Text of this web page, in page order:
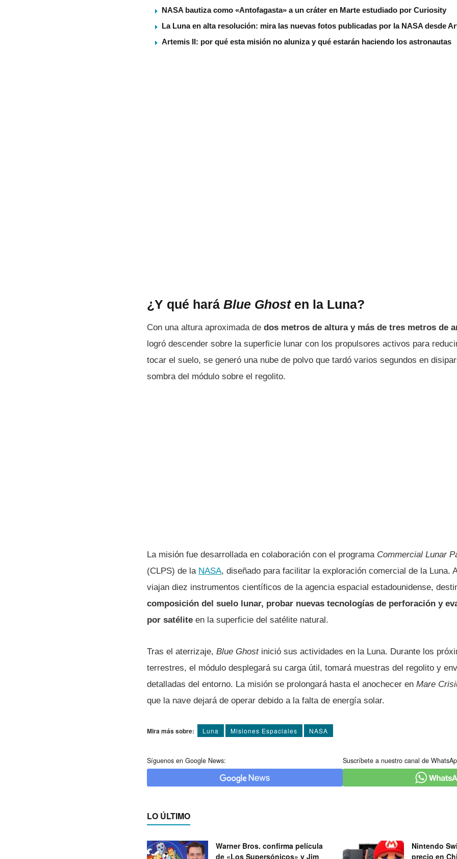
NASA bautiza como «Antofagasta» a un cráter en Marte estudiado por Curiosity
La Luna en alta resolución: mira las nuevas fotos publicadas por la NASA desde
Artemis II: por qué esta misión no aluniza y qué estarán haciendo los astronautas
¿Y qué hará Blue Ghosten la Luna?
Con una altura aproximada de dos metros de altura y más de tres metros de
logró descender sobre la superficie lunar con los propulsores activos para
tocar el suelo, se generó una nube de polvo que tardó varios segundos en
sombra del módulo sobre el regolito.
La misión fue desarrollada en colaboración con el programa Commercial Lunar
(CLPS) de la NASA, diseñado para facilitar la exploración comercial de la Luna.
viajan diez instrumentos científicos de la agencia espacial estadounidense,
composición del suelo lunar, probar nuevas tecnologías de perforación y
por satélite en la superficie del satélite natural.
Tras el aterrizaje, Blue Ghostinició sus actividades en la Luna. Durante los
terrestres, el módulo desplegará su carga útil, tomará muestras del regolito y
detalladas del entorno. La misión se prolongará hasta el anochecer en Mare
que la nave dejará de operar debido a la falta de energía solar.
Mira más sobre: Luna Misiones Espaciales NASA
Síguenos en Google News: Suscríbete a nuestro canal de
LO ÚLTIMO
Warner Bros. confirma película
de «Los Supersónicos» y Jim
Nintendo
precio en